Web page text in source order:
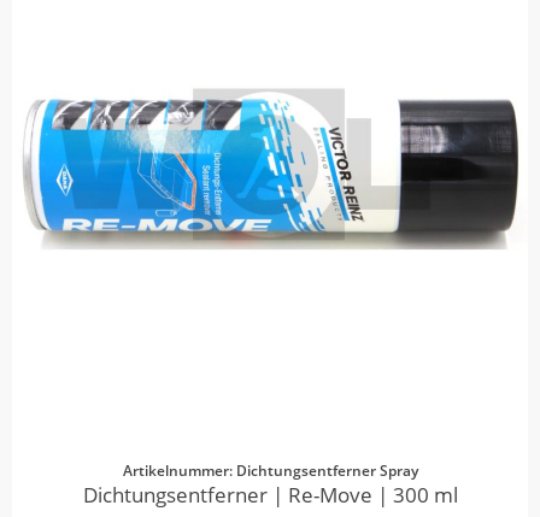
Artikelnummer: Dichtungsentferner Spray
Dichtungsentferner | Re-Move | 300 ml